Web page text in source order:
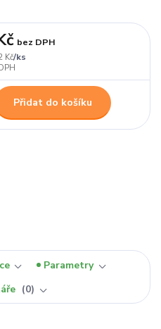
Kč/ks
bez DPH
Přidat do košíku
Parametry
0